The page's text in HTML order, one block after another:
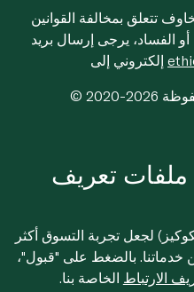
تتعلق بمخالفة القوانين
أو الفساد، يرجى إرسال بريد
ملفات تعريف
لجعل تجربة التسوق أكثر
بالضغط على "قبول"،
الارتباط الخاصة بنا.